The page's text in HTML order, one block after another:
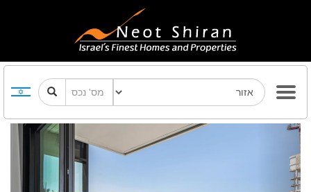
Previous Next